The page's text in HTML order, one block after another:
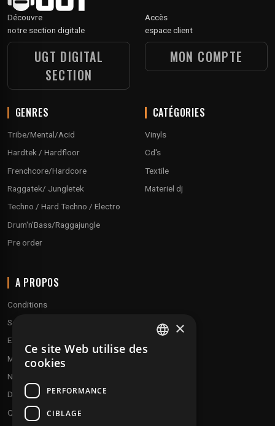
Découvre
notre section digitale
UGT DIGITAL
SECTION
Accès
espace client
MON COMPTE
GENRES
Tribe/Mental/Acid
Hardtek / Hardfloor
Frenchcore/Hardcore
Raggatek/ Jungletek
Techno / Hard Techno / Electro
Drum'n'Bass/Raggajungle
Pre order
CATÉGORIES
Vinyls
Cd's
Textile
Materiel dj
A PROPOS
Conditions
Service client
Expédition & retours
Modes de paiement
Notre programme de fidélité
Disques cadeaux
Qui sommes-nous ?
×
Ce site Web utilise des
cookies
PERFORMANCE
CIBLAGE